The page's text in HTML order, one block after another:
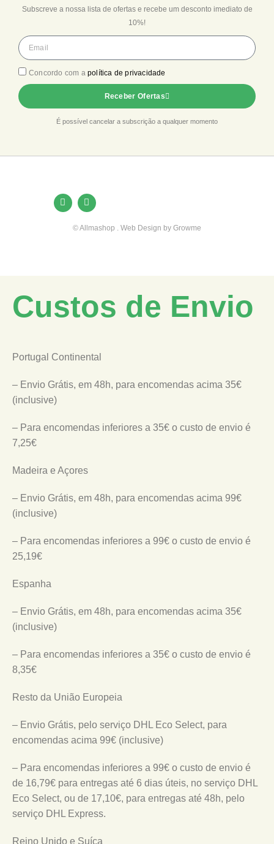
Subscreve a nossa lista de ofertas e recebe um desconto imediato de
10%!
Concordo com a política de privacidade
Receber Ofertas
É possível cancelar a subscrição a qualquer momento
© Allmashop . Web Design by Growme
Custos de Envio
Portugal Continental
– Envio Grátis, em 48h, para encomendas acima 35€
(inclusive)
– Para encomendas inferiores a 35€ o custo de envio é
7,25€
Madeira e Açores
– Envio Grátis, em 48h, para encomendas acima 99€
(inclusive)
– Para encomendas inferiores a 99€ o custo de envio é
25,19€
Espanha
– Envio Grátis, em 48h, para encomendas acima 35€
(inclusive)
– Para encomendas inferiores a 35€ o custo de envio é
8,35€
Resto da União Europeia
– Envio Grátis, pelo serviço DHL Eco Select, para
encomendas acima 99€ (inclusive)
– Para encomendas inferiores a 99€ o custo de envio é
de 16,79€ para entregas até 6 dias úteis, no serviço DHL
Eco Select, ou de 17,10€, para entregas até 48h, pelo
serviço DHL Express.
Reino Unido e Suíça